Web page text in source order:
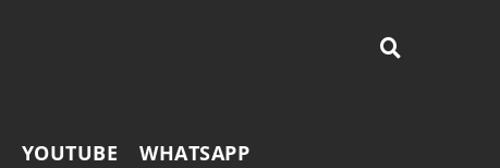
YOUTUBE WHATSAPP